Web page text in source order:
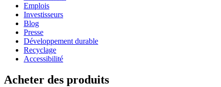
Emplois
Investisseurs
Blog
Presse
Développement durable
Recyclage
Accessibilité
Acheter des produits